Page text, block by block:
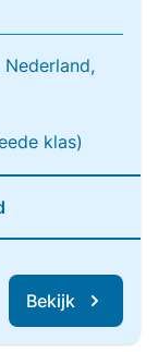
klas)
Bekijk